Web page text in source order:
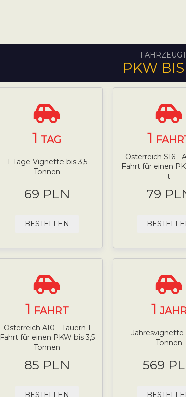
PKW
1 TAG
1-Tage-Vignette bis 3,5
Tonnen
69 PLN
BESTELLEN
1
Österreich S16 -
Fahrt für einen
t
79
1 FAHRT
Österreich A10 - Tauern 1
Fahrt für einen PKW bis 3,5
Tonnen
85 PLN
BESTELLEN
1
Jahresvignette
Tonnen
569